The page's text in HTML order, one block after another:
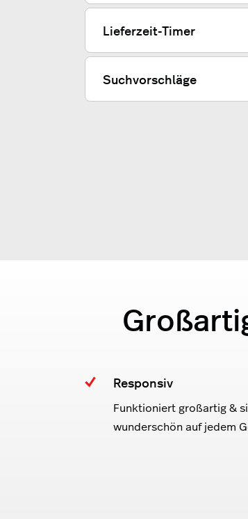
Lieferzeit-Timer
Suchvorschläge
Responsiv
Funktioniert großartig &
wunderschön auf jedem